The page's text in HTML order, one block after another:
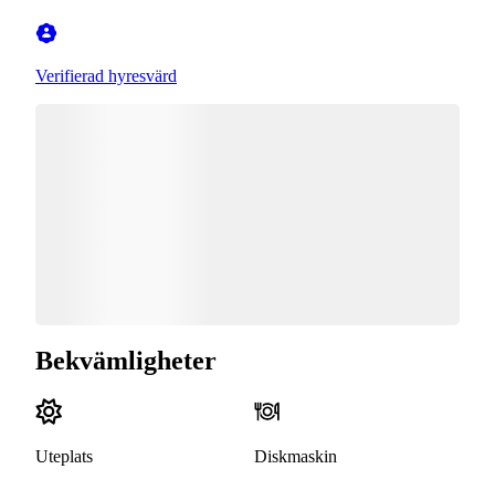
Verifierad hyresvärd
Bekvämligheter
Uteplats Diskmaskin